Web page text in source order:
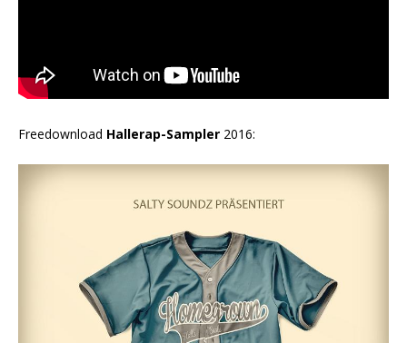
Freedownload Hallerap-Sampler 2016: